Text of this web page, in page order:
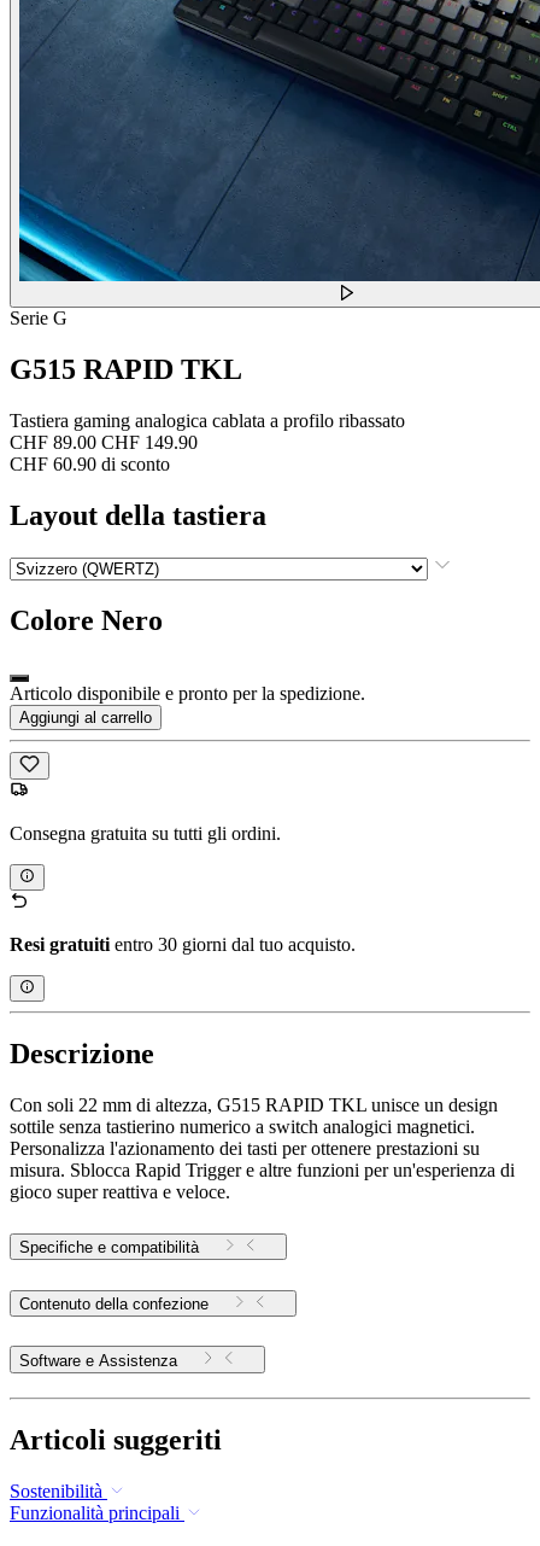
Serie G
G515 RAPID TKL
Tastiera gaming analogica cablata a profilo ribassato
CHF 89.00 CHF 149.90
CHF 60.90 di sconto
Layout della tastiera
Colore Nero
Articolo disponibile e pronto per la spedizione.
Aggiungi al carrello
Consegna gratuita su tutti gli ordini.
Resi gratuiti entro 30 giorni dal tuo acquisto.
Descrizione
Con soli 22 mm di altezza, G515 RAPID TKL unisce un design
sottile senza tastierino numerico a switch analogici magnetici.
Personalizza l'azionamento dei tasti per ottenere prestazioni su
misura. Sblocca Rapid Trigger e altre funzioni per un'esperienza di
gioco super reattiva e veloce.
Specifiche e compatibilità
Contenuto della confezione
Software e Assistenza
Articoli suggeriti
Sostenibilità
Funzionalità principali